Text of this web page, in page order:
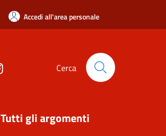
Accedi all'area personale
Cerca
Tutti gli argomenti